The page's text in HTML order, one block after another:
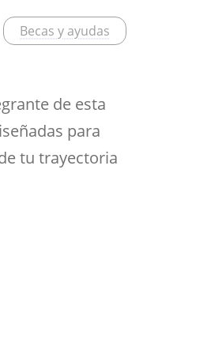
Kultura
Becas y ayudas
de esta
para
tu trayectoria